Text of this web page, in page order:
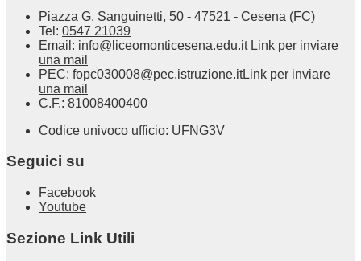
Piazza G. Sanguinetti, 50 - 47521 - Cesena (FC)
Tel: 0547 21039
Email: info@liceomonticesena.edu.it Link per inviare
una mail
PEC: fopc030008@pec.istruzione.itLink per inviare
una mail
C.F.: 81008400400
Codice univoco ufficio: UFNG3V
Seguici su
Facebook
Youtube
Sezione Link Utili